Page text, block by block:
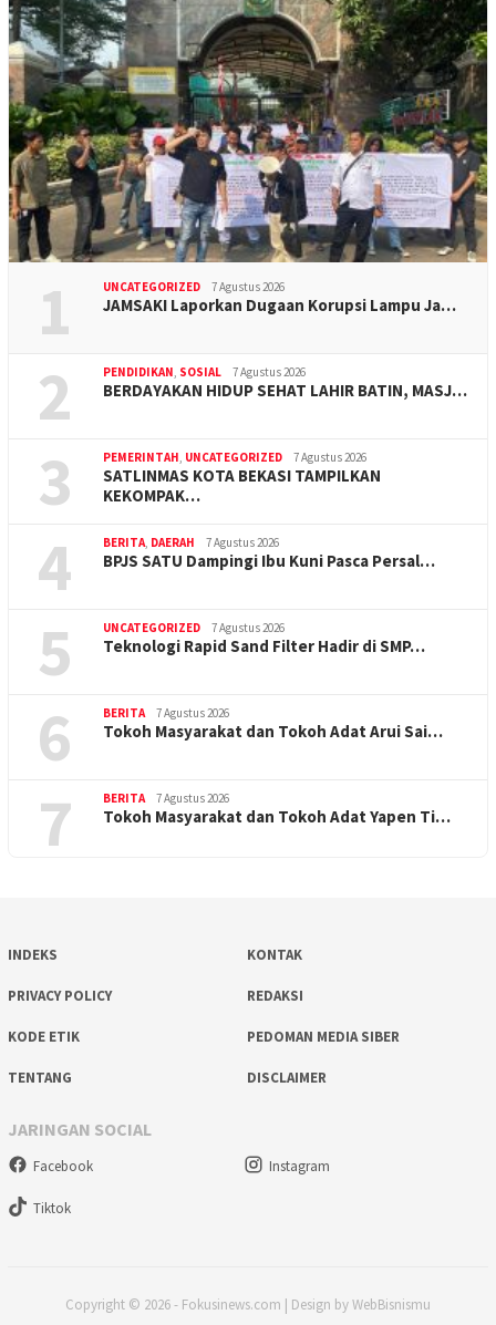
1 UNCATEGORIZED 7 Agustus 2026
JAMSAKI Laporkan Dugaan Korupsi Lampu Ja…
2 PENDIDIKAN SOSIAL 7 Agustus 2026
BERDAYAKAN HIDUP SEHAT LAHIR BATIN, MASJ…
3 PEMERINTAH UNCATEGORIZED 7 Agustus 2026
SATLINMAS KOTA BEKASI TAMPILKAN
KEKOMPAK…
4 BERITA DAERAH 7 Agustus 2026
BPJS SATU Dampingi Ibu Kuni Pasca Persal…
5 UNCATEGORIZED 7 Agustus 2026
Teknologi Rapid Sand Filter Hadir di SMP…
6 BERITA 7 Agustus 2026
Tokoh Masyarakat dan Tokoh Adat Arui Sai…
7 BERITA 7 Agustus 2026
Tokoh Masyarakat dan Tokoh Adat Yapen Ti…
INDEKS KONTAK
PRIVACY POLICY REDAKSI
KODE ETIK PEDOMAN MEDIA SIBER
TENTANG DISCLAIMER
JARINGAN SOCIAL
Facebook Instagram
Tiktok
Copyright © 2026 - Fokusinews.com | Design by WebBisnismu